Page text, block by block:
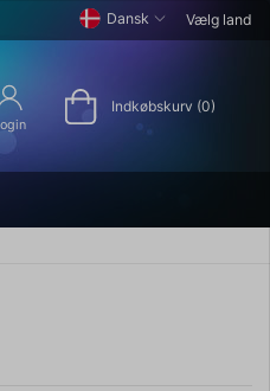
Dansk Vælg land
Indkøbskurv (0)